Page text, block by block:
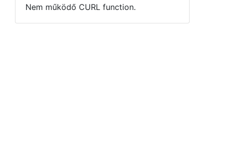
Nem működő CURL function.